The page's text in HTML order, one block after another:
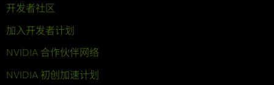
开发者社区
加入开发者计划
NVIDIA 合作伙伴网络
NVIDIA 初创加速计划